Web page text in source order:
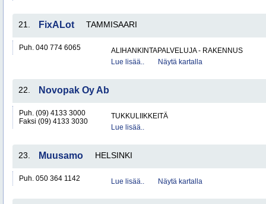
21. FixALot TAMMISAARI
Puh. 040 774 6065
ALIHANKINTAPALVELUJA - RAKENNUS
Lue lisää..
Näytä kartalla
22. Novopak Oy Ab
Puh. (09) 4133 3000
Faksi (09) 4133 3030
TUKKULIIKKEITÄ
Lue lisää..
23. Muusamo HELSINKI
Puh. 050 364 1142 Lue lisää.. Näytä kartalla